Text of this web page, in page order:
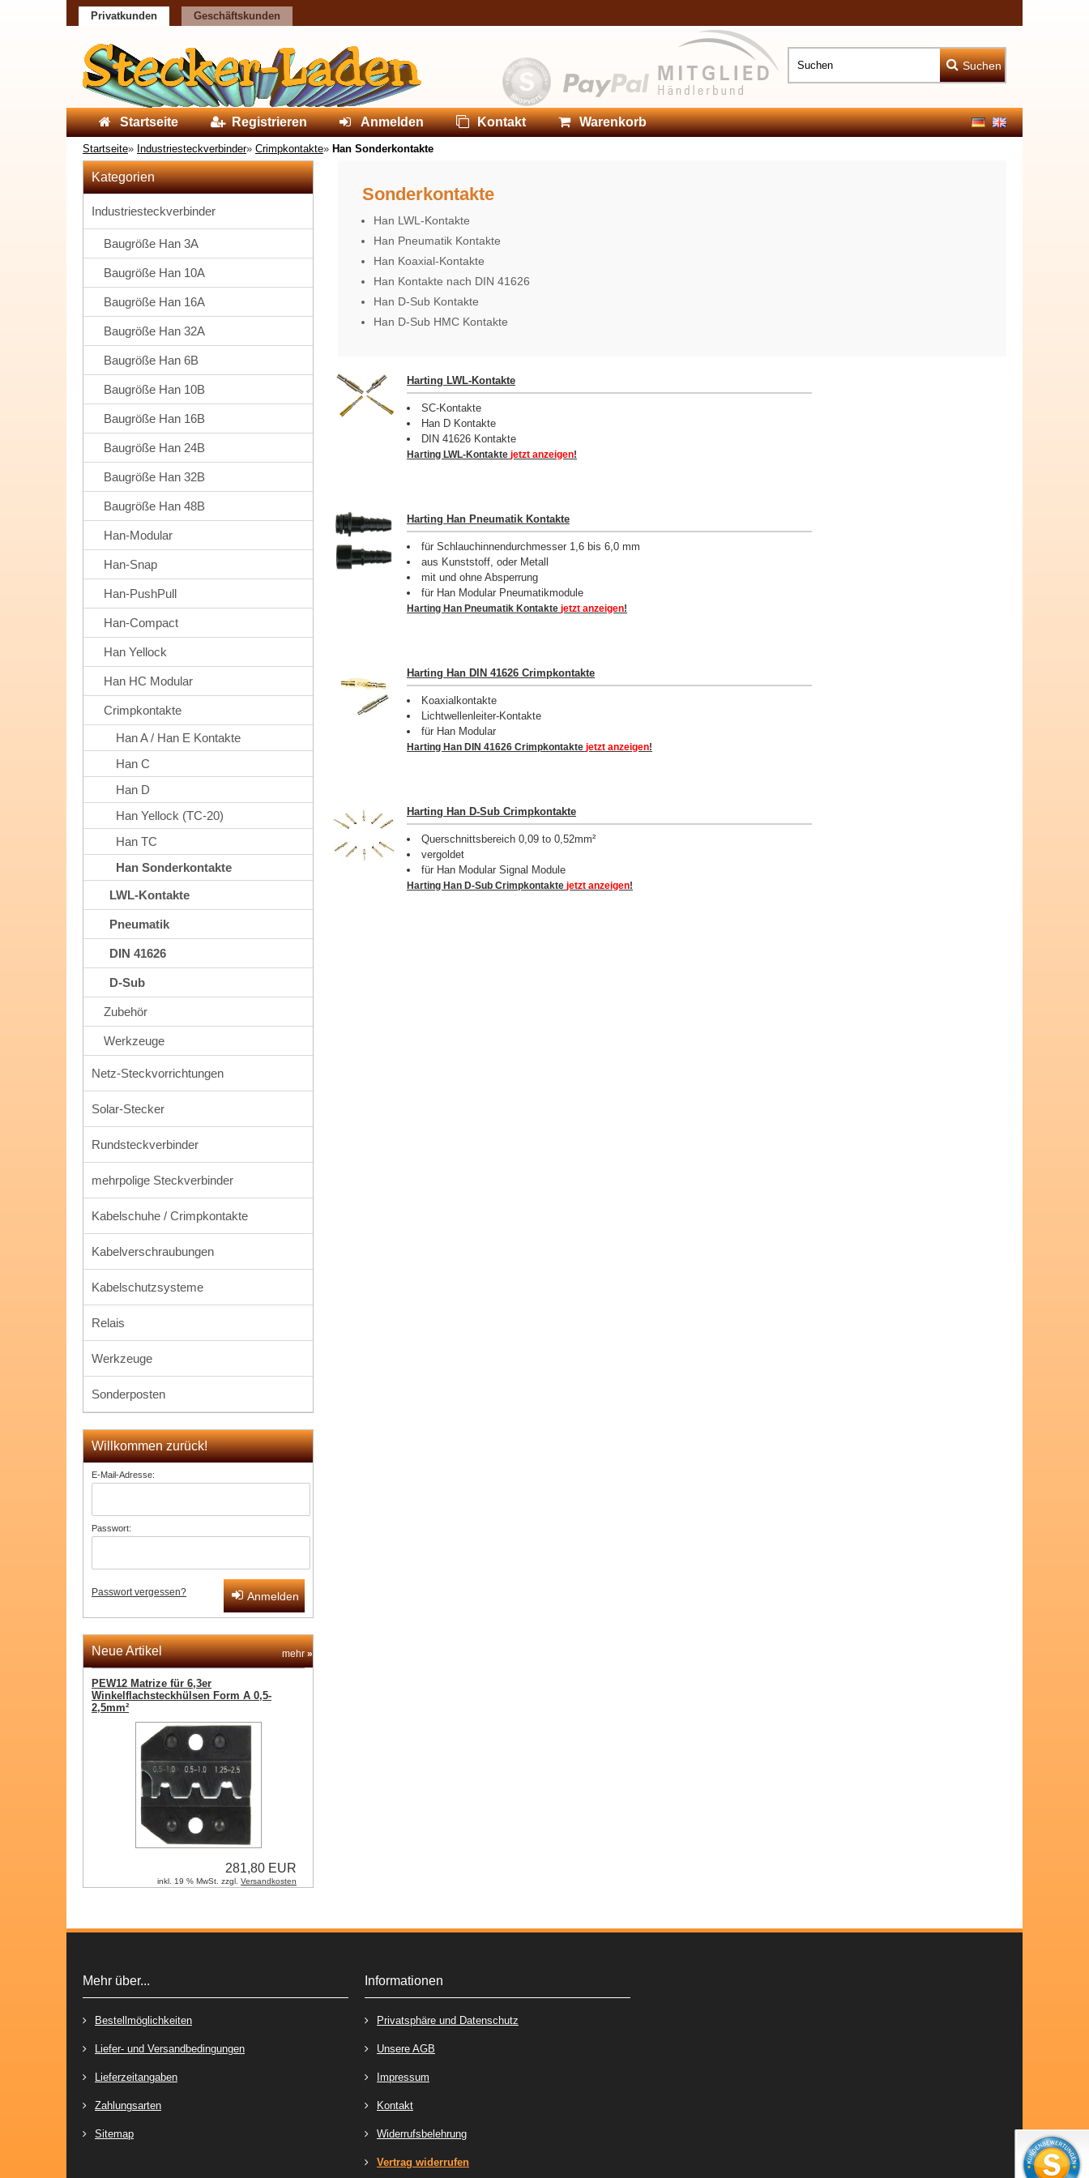
Privatkunden Geschäftskunden
Suchen
Startseite Registrieren Anmelden Kontakt Warenkorb
Startseite» Industriesteckverbinder» Crimpkontakte» Han Sonderkontakte
Sonderkontakte
Han LWL-Kontakte
Han Pneumatik Kontakte
Han Koaxial-Kontakte
Han Kontakte nach DIN 41626
Han D-Sub Kontakte
Han D-Sub HMC Kontakte
Harting LWL-Kontakte
SC-Kontakte
Han D Kontakte
DIN 41626 Kontakte
Harting LWL-Kontakte jetzt anzeigen!
Harting Han Pneumatik Kontakte
für Schlauchinnendurchmesser 1,6 bis 6,0 mm
aus Kunststoff, oder Metall
mit und ohne Absperrung
für Han Modular Pneumatikmodule
Harting Han Pneumatik Kontakte jetzt anzeigen!
Harting Han DIN 41626 Crimpkontakte
Koaxialkontakte
Lichtwellenleiter-Kontakte
für Han Modular
Harting Han DIN 41626 Crimpkontakte jetzt anzeigen!
Harting Han D-Sub Crimpkontakte
Querschnittsbereich 0,09 to 0,52mm²
vergoldet
für Han Modular Signal Module
Harting Han D-Sub Crimpkontakte jetzt anzeigen!
Kategorien
Industriesteckverbinder
Baugröße Han 3A
Baugröße Han 10A
Baugröße Han 16A
Baugröße Han 32A
Baugröße Han 6B
Baugröße Han 10B
Baugröße Han 16B
Baugröße Han 24B
Baugröße Han 32B
Baugröße Han 48B
Han-Modular
Han-Snap
Han-PushPull
Han-Compact
Han Yellock
Han HC Modular
Crimpkontakte
Han A / Han E Kontakte
Han C
Han D
Han Yellock (TC-20)
Han TC
Han Sonderkontakte
LWL-Kontakte
Pneumatik
DIN 41626
D-Sub
Zubehör
Werkzeuge
Netz-Steckvorrichtungen
Solar-Stecker
Rundsteckverbinder
mehrpolige Steckverbinder
Kabelschuhe / Crimpkontakte
Kabelverschraubungen
Kabelschutzsysteme
Relais
Werkzeuge
Sonderposten
Willkommen zurück!
E-Mail-Adresse:
Passwort:
Passwort vergessen? Anmelden
Neue Artikel mehr»
PEW12 Matrize für 6,3er
Winkelflachsteckhülsen Form A 0,5-
2,5mm²
281,80 EUR
inkl. 19 % MwSt. zzgl. Versandkosten
Mehr über...
Bestellmöglichkeiten
Liefer- und Versandbedingungen
Lieferzeitangaben
Zahlungsarten
Sitemap
Informationen
Privatsphäre und Datenschutz
Unsere AGB
Impressum
Kontakt
Widerrufsbelehrung
Vertrag widerrufen